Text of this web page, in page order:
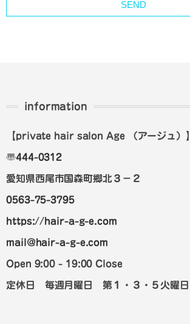
information
【private hair salon Age （アージュ） 】
〠444-0312
愛知県西尾市国森町郷北３－２
0563-75-3795
https://hair-a-g-e.com
mail@hair-a-g-e.com
Open 9:00 - 19:00 Close
定休日 毎週月曜日 第１・３・５火曜日